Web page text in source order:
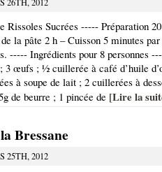
26TH, 2012
Rissoles Sucrées ----- Préparation
la pâte 2 h – Cuisson 5 minutes
----- Ingrédients pour 8 personnes
3 œufs ; ½ cuillerée à café d’huile
à soupe de lait ; 2 cuillerées à
de beurre ; 1 pincée de [Lire la
Bressane
25TH, 2012